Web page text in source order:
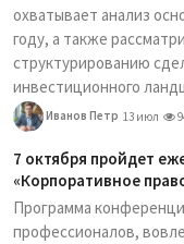
охватывает анализ
году, а также
структурированию
инвестиционного
Иванов Петр 13 июл
7 октября пройдет
«Корпоративное
Программа
профессионалов,